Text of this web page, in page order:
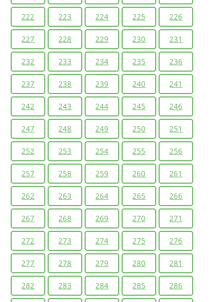
222 223 224 225 226
227 228 229 230 231
232 233 234 235 236
237 238 239 240 241
242 243 244 245 246
247 248 249 250 251
252 253 254 255 256
257 258 259 260 261
262 263 264 265 266
267 268 269 270 271
272 273 274 275 276
277 278 279 280 281
282 283 284 285 286